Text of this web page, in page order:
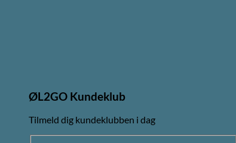
ØL2GO Kundeklub
Tilmeld dig kundeklubben i dag